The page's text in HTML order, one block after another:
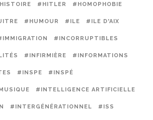
#HITLER #HOMOPHOBIE
#HUMOUR #ILE #ILE D'AIX
#INCORRUPTIBLES
#INFIRMIÈRE #INFORMATIONS
#INSPE #INSPÉ
#INTELLIGENCE ARTIFICIELLE
#INTERGÉNÉRATIONNEL #ISS